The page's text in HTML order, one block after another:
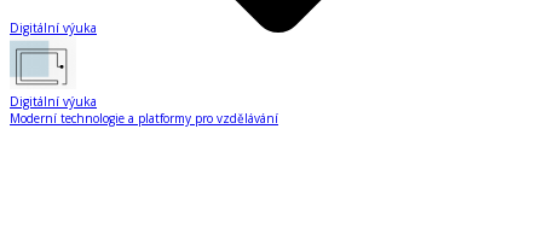
Digitální výuka
Digitální výuka
Moderní technologie a platformy pro vzdělávání